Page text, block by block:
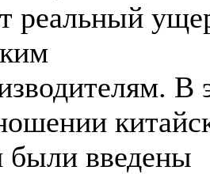
реальный
В
были введены